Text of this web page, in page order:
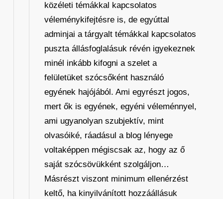
közéleti témákkal kapcsolatos
véleménykifejtésre is, de egyúttal
adminjai a tárgyalt témákkal kapcsolatos
puszta állásfoglalásuk révén igyekeznek
minél inkább kifogni a szelet a
felületüket szócsőként használó
egyének hajójából. Ami egyrészt jogos,
mert ők is egyének, egyéni véleménnyel,
ami ugyanolyan szubjektív, mint
olvasóiké, ráadásul a blog lényege
voltaképpen mégiscsak az, hogy az ő
saját szócsövükként szolgáljon…
Másrészt viszont minimum ellenérzést
keltő, ha kinyilvánított hozzáállásuk